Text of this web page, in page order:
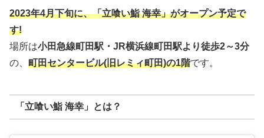
2023年4月下旬に、「立喰い鮨 海幸」がオープン予定で
す!
場所は小田急線町田駅・JR横浜線町田駅より徒歩2～3分
の、 町田センタービル(旧レミィ町田)の1階です。
「立喰い鮨 海幸」とは？